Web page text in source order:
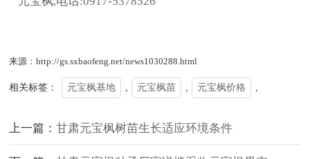
来源：http://gs.sxbaofeng.net/news1030288.html
相关标签： 元宝枫基地 元宝枫苗 元宝枫价格
上一篇：甘肃元宝枫树苗生长适应环境条件